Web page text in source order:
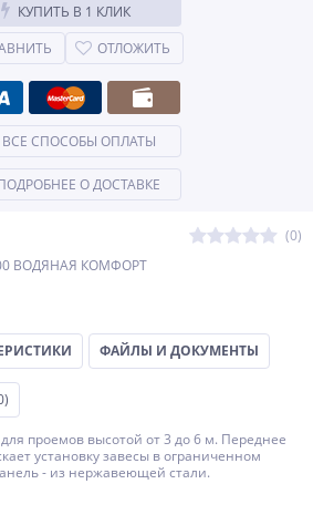
(0)
ВОДЯНАЯ КОМФОРТ
КУПИТЬ В 1 КЛИК
ОТЛОЖИТЬ
ВСЕ СПОСОБЫ ОПЛАТЫ
О ДОСТАВКЕ
ФАЙЛЫ И ДОКУМЕНТЫ
проемов высотой от 3 до 6 м. Переднее
установку завесы в ограниченном
- из нержавеющей стали.